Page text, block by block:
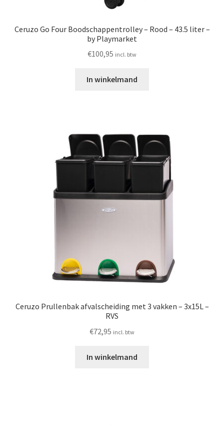
Ceruzo Go Four Boodschappentrolley – Rood – 43.5 liter –
by Playmarket
€100,95 incl. btw
In winkelmand
Ceruzo Prullenbak afvalscheiding met 3 vakken – 3x15L –
RVS
€72,95 incl. btw
In winkelmand